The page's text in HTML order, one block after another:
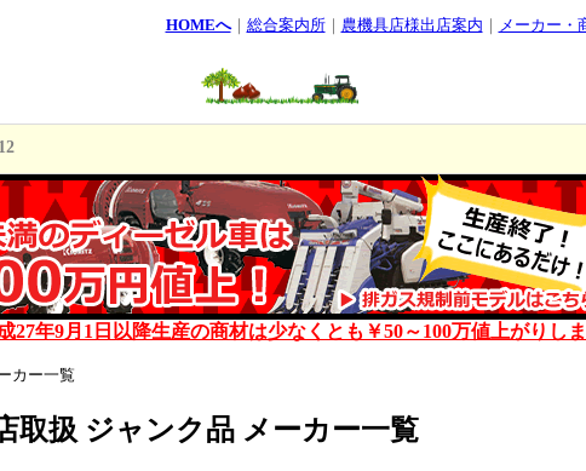
HOMEへ｜ 総合案内所｜ 農機具店様出店案内 ｜ メーカー・
01-21
！ 2022-02-09
2021-09-27
！ 流行りの、4WD！ #イセキアグリ #オーレック #四駆 #増税間
る 2019-05-31
27年9月1日以降生産の商材は少なくとも￥50～100万値上がり
カー一覧
扱 ジャンク品 メーカー一覧